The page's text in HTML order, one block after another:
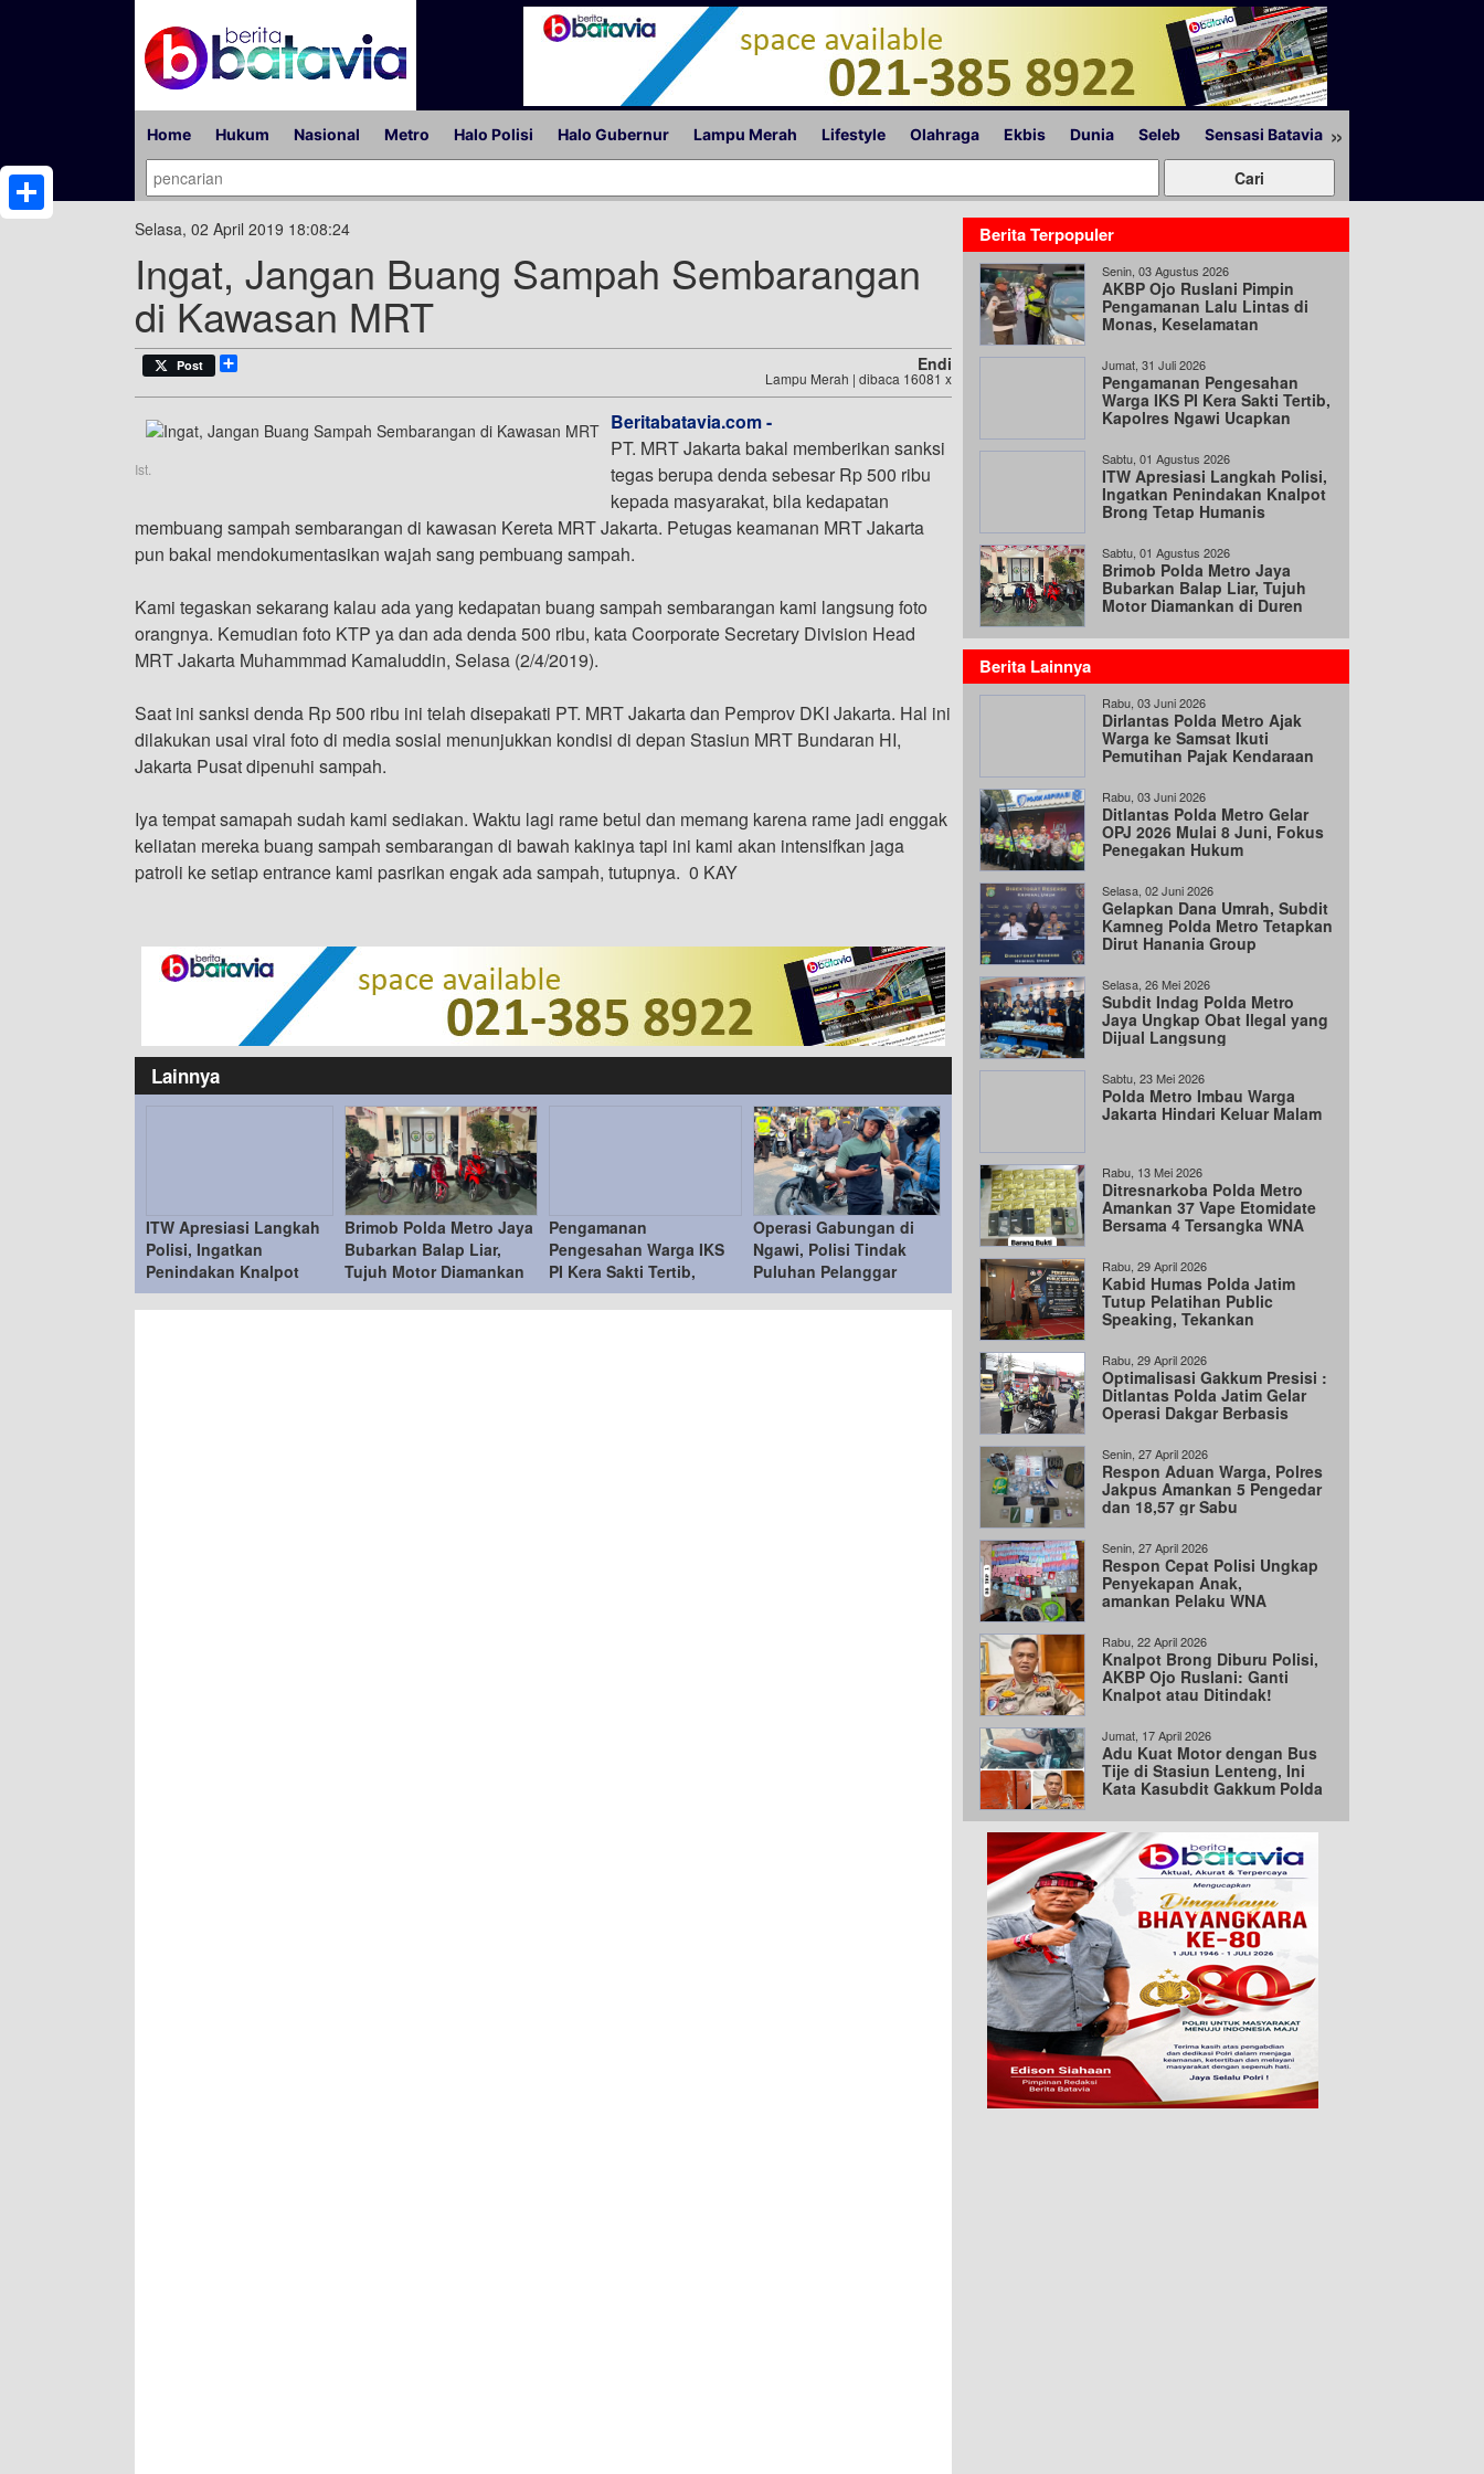
Home Hukum Nasional Metro Halo Polisi Halo Gubernur Lampu Merah Lifestyle Olahraga Ekbis Dunia Seleb Sensasi Batavia »
Selasa, 02 April 2019 18:08:24
Ingat, Jangan Buang Sampah Sembarangan
di Kawasan MRT
Post Endi
Lampu Merah | dibaca 16081 x
Ist.
Beritabatavia.com -
PT. MRT Jakarta bakal memberikan sanksi
tegas berupa denda sebesar Rp 500 ribu
kepada masyarakat, bila kedapatan
membuang sampah sembarangan di kawasan Kereta MRT Jakarta. Petugas keamanan MRT Jakarta
pun bakal mendokumentasikan wajah sang pembuang sampah.
Kami tegaskan sekarang kalau ada yang kedapatan buang sampah sembarangan kami langsung foto
orangnya. Kemudian foto KTP ya dan ada denda 500 ribu, kata Coorporate Secretary Division Head
MRT Jakarta Muhammmad Kamaluddin, Selasa (2/4/2019).
Saat ini sanksi denda Rp 500 ribu ini telah disepakati PT. MRT Jakarta dan Pemprov DKI Jakarta. Hal ini
dilakukan usai viral foto di media sosial menunjukkan kondisi di depan Stasiun MRT Bundaran HI,
Jakarta Pusat dipenuhi sampah.
Iya tempat samapah sudah kami sediakan. Waktu lagi rame betul dan memang karena rame jadi enggak
keliatan mereka buang sampah sembarangan di bawah kakinya tapi ini kami akan intensifkan jaga
patroli ke setiap entrance kami pasrikan engak ada sampah, tutupnya. 0 KAY
Share
Lainnya
ITW Apresiasi Langkah
Polisi, Ingatkan
Penindakan Knalpot
Brong Tetap Humanis
Brimob Polda Metro Jaya
Bubarkan Balap Liar,
Tujuh Motor Diamankan
di Duren Sawit
Pengamanan
Pengesahan Warga IKS
PI Kera Sakti Tertib,
Kapolres Ngawi Ucapkan
Terima Kasih
Operasi Gabungan di
Ngawi, Polisi Tindak
Puluhan Pelanggar
Berita Terpopuler
Senin, 03 Agustus 2026
AKBP Ojo Ruslani Pimpin
Pengamanan Lalu Lintas di
Monas, Keselamatan
Jumat, 31 Juli 2026
Pengamanan Pengesahan
Warga IKS PI Kera Sakti Tertib,
Kapolres Ngawi Ucapkan
Sabtu, 01 Agustus 2026
ITW Apresiasi Langkah Polisi,
Ingatkan Penindakan Knalpot
Brong Tetap Humanis
Sabtu, 01 Agustus 2026
Brimob Polda Metro Jaya
Bubarkan Balap Liar, Tujuh
Motor Diamankan di Duren
Berita Lainnya
Rabu, 03 Juni 2026
Dirlantas Polda Metro Ajak
Warga ke Samsat Ikuti
Pemutihan Pajak Kendaraan
Rabu, 03 Juni 2026
Ditlantas Polda Metro Gelar
OPJ 2026 Mulai 8 Juni, Fokus
Penegakan Hukum
Selasa, 02 Juni 2026
Gelapkan Dana Umrah, Subdit
Kamneg Polda Metro Tetapkan
Dirut Hanania Group
Selasa, 26 Mei 2026
Subdit Indag Polda Metro
Jaya Ungkap Obat Ilegal yang
Dijual Langsung
Sabtu, 23 Mei 2026
Polda Metro Imbau Warga
Jakarta Hindari Keluar Malam
Rabu, 13 Mei 2026
Ditresnarkoba Polda Metro
Amankan 37 Vape Etomidate
Bersama 4 Tersangka WNA
Rabu, 29 April 2026
Kabid Humas Polda Jatim
Tutup Pelatihan Public
Speaking, Tekankan
Transparan
Rabu, 29 April 2026
Optimalisasi Gakkum Presisi :
Ditlantas Polda Jatim Gelar
Operasi Dakgar Berbasis
Senin, 27 April 2026
Respon Aduan Warga, Polres
Jakpus Amankan 5 Pengedar
dan 18,57 gr Sabu
Senin, 27 April 2026
Respon Cepat Polisi Ungkap
Penyekapan Anak,
amankan Pelaku WNA
Rabu, 22 April 2026
Knalpot Brong Diburu Polisi,
AKBP Ojo Ruslani: Ganti
Knalpot atau Ditindak!
Jumat, 17 April 2026
Adu Kuat Motor dengan Bus
Tije di Stasiun Lenteng, Ini
Kata Kasubdit Gakkum Polda